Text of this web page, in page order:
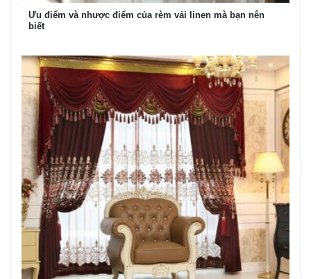
Ưu điểm và nhược điểm của rèm vải linen mà bạn nên
biết